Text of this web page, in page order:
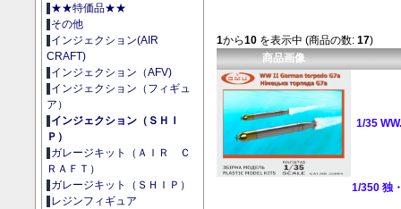
★★特価品★★
その他
インジェクション(AIR
CRAFT)
インジェクション（AFV)
インジェクション（フィギュ
ア）
インジェクション（ＳＨＩ
Ｐ）
ガレージキット（ＡＩＲ Ｃ
ＲＡＦＴ）
ガレージキット（ＳＨＩＰ）
レジンフィギュア
1から10を表示中 (商品の数: 17)
商品画像
1/35
1/350 独